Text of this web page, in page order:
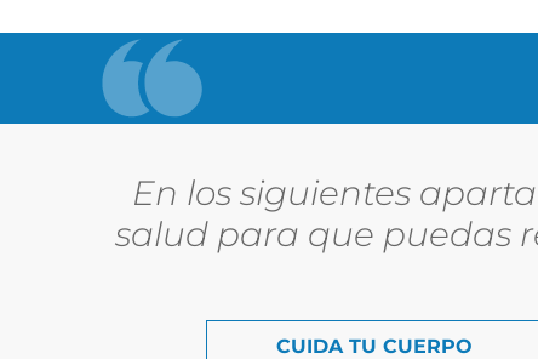
En los siguientes
salud para que puedas
CUIDA TU CUERPO